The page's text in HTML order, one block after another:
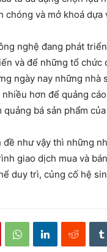
và mở khoá dựa
nghệ đang phát
và để những tổ chức
ngày nay những nhà
hơn để quảng
bá sản phẩm
như vậy thì những
giao dịch mua và
duy trì, củng cố hệ